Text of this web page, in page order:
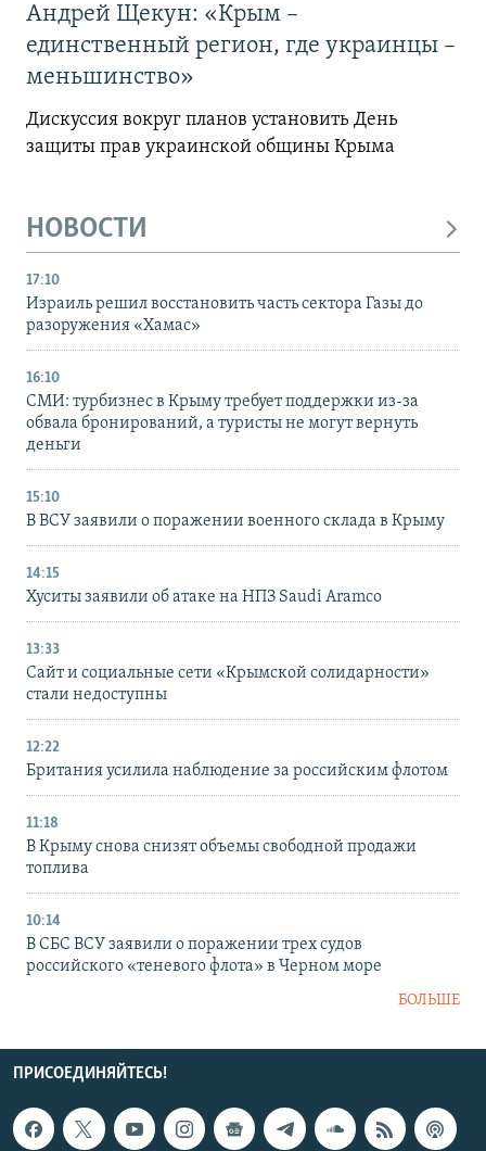
Андрей Щекун: «Крым –
единственный регион, где украинцы –
меньшинство»
Дискуссия вокруг планов установить День
защиты прав украинской общины Крыма
НОВОСТИ
17:10
Израиль решил восстановить часть сектора Газы до
разоружения «Хамас»
16:10
СМИ: турбизнес в Крыму требует поддержки из-за
обвала бронирований, а туристы не могут вернуть
деньги
15:10
В ВСУ заявили о поражении военного склада в Крыму
14:15
Хуситы заявили об атаке на НПЗ Saudi Aramco
13:33
Сайт и социальные сети «Крымской солидарности»
стали недоступны
12:22
Британия усилила наблюдение за российским флотом
11:18
В Крыму снова снизят объемы свободной продажи
топлива
10:14
В СБС ВСУ заявили о поражении трех судов
российского «теневого флота» в Черном море
БОЛЬШЕ
ПРИСОЕДИНЯЙТЕСЬ!